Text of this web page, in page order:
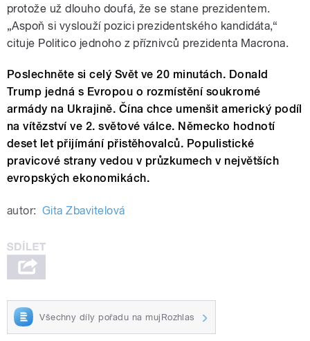
protože už dlouho doufá, že se stane prezidentem.
„Aspoň si vyslouží pozici prezidentského kandidáta,“
cituje Politico jednoho z příznivců prezidenta Macrona.
Poslechněte si celý Svět ve 20 minutách. Donald
Trump jedná s Evropou o rozmístění soukromé
armády na Ukrajině. Čína chce umenšit americký podíl
na vítězství ve 2. světové válce. Německo hodnotí
deset let přijímání přistěhovalců. Populistické
pravicové strany vedou v průzkumech v největších
evropských ekonomikách.
autor: Gita Zbavitelová
Všechny díly pořadu na mujRozhlas